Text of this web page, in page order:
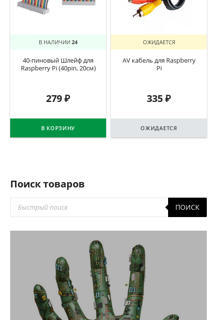
В НАЛИЧИИ 24
40-пиновый Шлейф для
Raspberry Pi (40pin, 20см)
279₽
В КОРЗИНУ
ОЖИДАЕТСЯ
AV кабель для Raspberry
Pi
335₽
ОЖИДАЕТСЯ
Поиск товаров
товаров
ПОИСК